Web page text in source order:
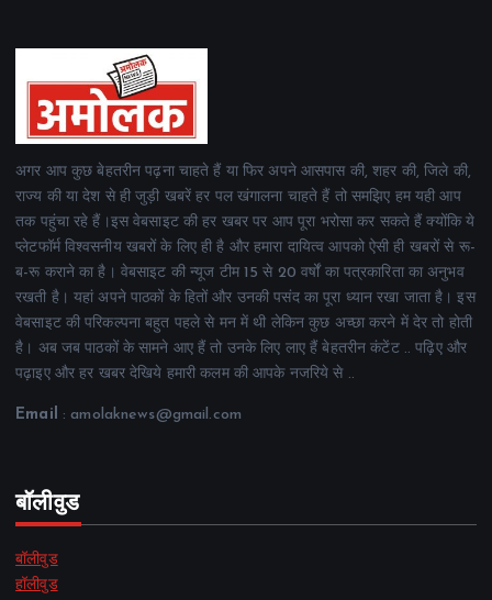
अगर आप कुछ बेहतरीन पढ़ना चाहते हैं या फिर अपने आसपास की, शहर की, जिले की,
राज्य की या देश से ही जुड़ी खबरें हर पल खंगालना चाहते हैं तो समझिए हम यही आप
तक पहुंचा रहे हैं।इस वेबसाइट की हर खबर पर आप पूरा भरोसा कर सकते हैं क्योंकि ये
प्लेटफॉर्म विश्वसनीय खबरों के लिए ही है और हमारा दायित्व आपको ऐसी ही खबरों से रू-
ब-रू कराने का है। वेबसाइट की न्यूज टीम 15 से 20 वर्षों का पत्रकारिता का अनुभव
रखती है। यहां अपने पाठकों के हितों और उनकी पसंद का पूरा ध्यान रखा जाता है। इस
वेबसाइट की परिकल्पना बहुत पहले से मन में थी लेकिन कुछ अच्छा करने में देर तो होती
है। अब जब पाठकों के सामने आए हैं तो उनके लिए लाए हैं बेहतरीन कंटेंट .. पढ़िए और
पढ़ाइए और हर खबर देखिये हमारी कलम की आपके नजरिये से ..
Email : amolaknews@gmail.com
बॉलीवुड
बॉलीवुड
हॉलीवुड